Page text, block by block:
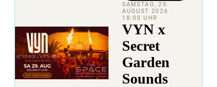
SAMSTAG, 29.
AUGUST 2026 ·
18:00 UHR
VYN x
Secret
Garden
Sounds